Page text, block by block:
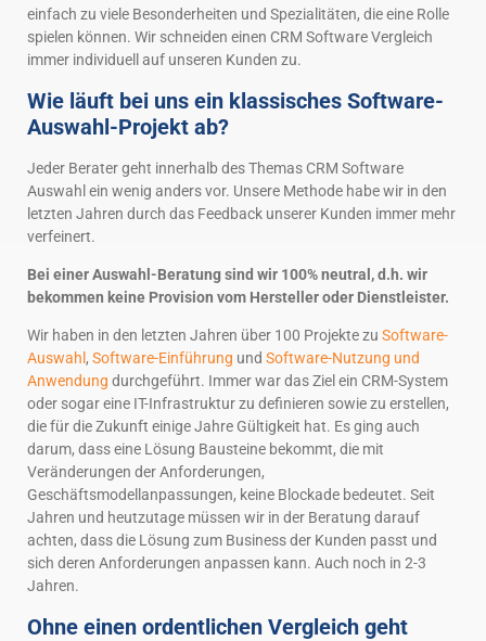
einfach zu viele Besonderheiten und Spezialitäten, die eine Rolle
spielen können. Wir schneiden einen CRM Software Vergleich
immer individuell auf unseren Kunden zu.
Wie läuft bei uns ein klassisches Software-
Auswahl-Projekt ab?
Jeder Berater geht innerhalb des Themas CRM Software
Auswahl ein wenig anders vor. Unsere Methode habe wir in den
letzten Jahren durch das Feedback unserer Kunden immer mehr
verfeinert.
Bei einer Auswahl-Beratung sind wir 100% neutral, d.h. wir
bekommen keine Provision vom Hersteller oder Dienstleister.
Wir haben in den letzten Jahren über 100 Projekte zu Software-
Auswahl , Software-Einführung und Software-Nutzung und
Anwendung durchgeführt. Immer war das Ziel ein CRM-System
oder sogar eine IT-Infrastruktur zu definieren sowie zu erstellen,
die für die Zukunft einige Jahre Gültigkeit hat. Es ging auch
darum, dass eine Lösung Bausteine bekommt, die mit
Veränderungen der Anforderungen,
Geschäftsmodellanpassungen, keine Blockade bedeutet. Seit
Jahren und heutzutage müssen wir in der Beratung darauf
achten, dass die Lösung zum Business der Kunden passt und
sich deren Anforderungen anpassen kann. Auch noch in 2-3
Jahren.
Ohne einen ordentlichen Vergleich geht